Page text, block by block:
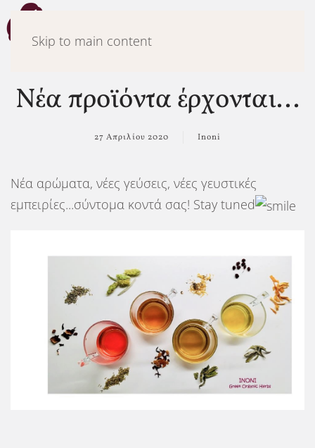
Skip to main content
Νέα προϊόντα έρχονται...
27 Απριλίου 2020 Inoni
Νέα αρώματα, νέες γεύσεις, νέες γευστικές
εμπειρίες...σύντομα κοντά σας! Stay tuned